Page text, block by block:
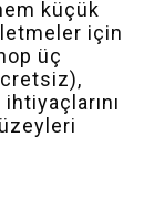
küçük
için
üç